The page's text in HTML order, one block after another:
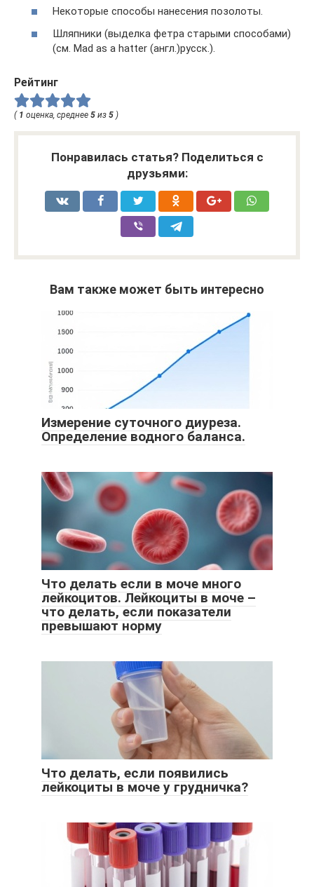
Некоторые способы нанесения позолоты.
Шляпники (выделка фетра старыми способами)
(см. Mad as a hatter (англ.)русск.).
Рейтинг
( 1 оценка, среднее 5 из 5 )
Понравилась статья? Поделиться с
друзьями:
Вам также может быть интересно
Измерение суточного диуреза.
Определение водного баланса.
Что делать если в моче много
лейкоцитов. Лейкоциты в моче –
что делать, если показатели
превышают норму
Что делать, если появились
лейкоциты в моче у грудничка?